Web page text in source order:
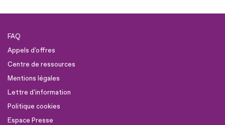
FAQ
Appels d'offres
Centre de ressources
Mentions légales
Lettre d'information
Politique cookies
Espace Presse